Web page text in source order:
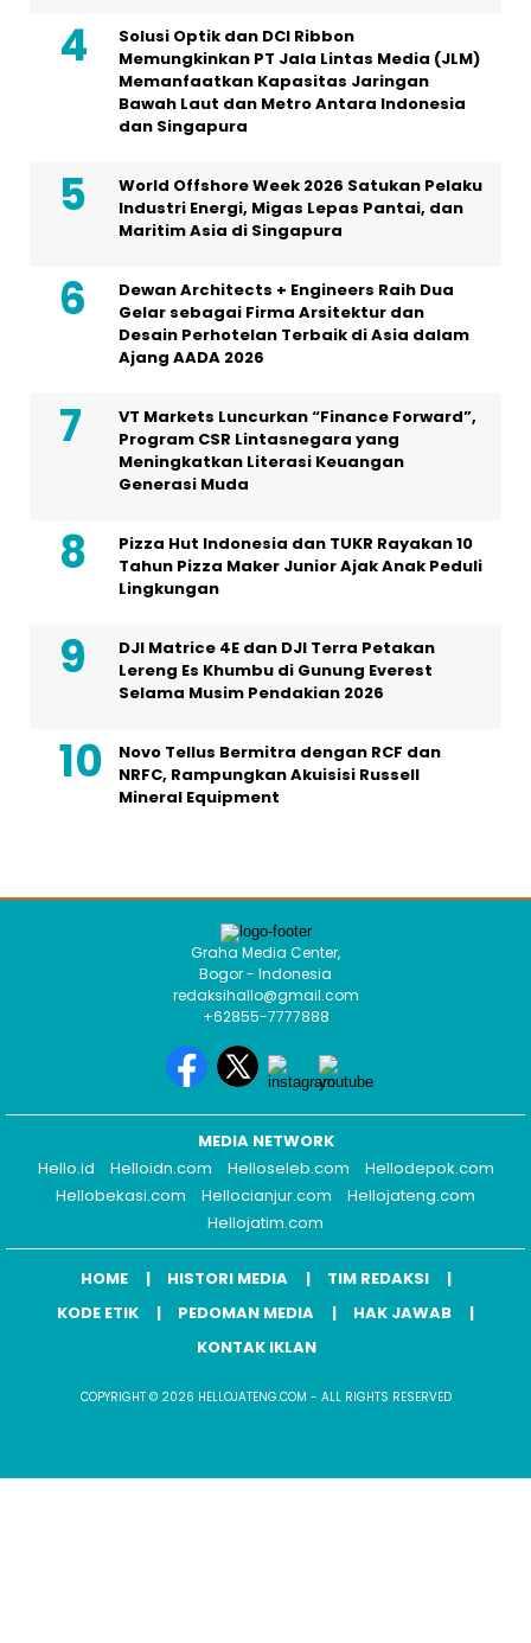
Solusi Optik dan DCI Ribbon
Memungkinkan PT Jala Lintas Media (JLM)
Memanfaatkan Kapasitas Jaringan
Bawah Laut dan Metro Antara Indonesia
dan Singapura
World Offshore Week 2026 Satukan Pelaku
Industri Energi, Migas Lepas Pantai, dan
Maritim Asia di Singapura
Dewan Architects + Engineers Raih Dua
Gelar sebagai Firma Arsitektur dan
Desain Perhotelan Terbaik di Asia dalam
Ajang AADA 2026
VT Markets Luncurkan “Finance Forward”,
Program CSR Lintasnegara yang
Meningkatkan Literasi Keuangan
Generasi Muda
Pizza Hut Indonesia dan TUKR Rayakan 10
Tahun Pizza Maker Junior Ajak Anak Peduli
Lingkungan
DJI Matrice 4E dan DJI Terra Petakan
Lereng Es Khumbu di Gunung Everest
Selama Musim Pendakian 2026
Novo Tellus Bermitra dengan RCF dan
NRFC, Rampungkan Akuisisi Russell
Mineral Equipment
Graha Media Center,
Bogor - Indonesia
redaksihallo@gmail.com
+62855-7777888
MEDIA NETWORK
Hello.id
Helloidn.com Helloseleb.com
Hellodepok.com
Hellobekasi.com
Hellocianjur.com
Hellojateng.com
Hellojatim.com
HOME HISTORI MEDIA
TIM REDAKSI
KODE ETIK
PEDOMAN MEDIA
HAK JAWAB
KONTAK IKLAN
COPYRIGHT © 2026 HELLOJATENG.COM - ALL RIGHTS RESERVED